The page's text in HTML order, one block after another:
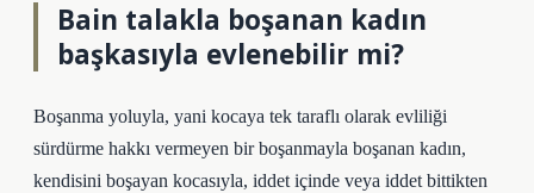
Bain talakla boşanan kadın
başkasıyla evlenebilir mi?
Boşanma yoluyla, yani kocaya tek taraflı olarak evliliği
sürdürme hakkı vermeyen bir boşanmayla boşanan kadın,
kendisini boşayan kocasıyla, iddet içinde veya iddet bittikten